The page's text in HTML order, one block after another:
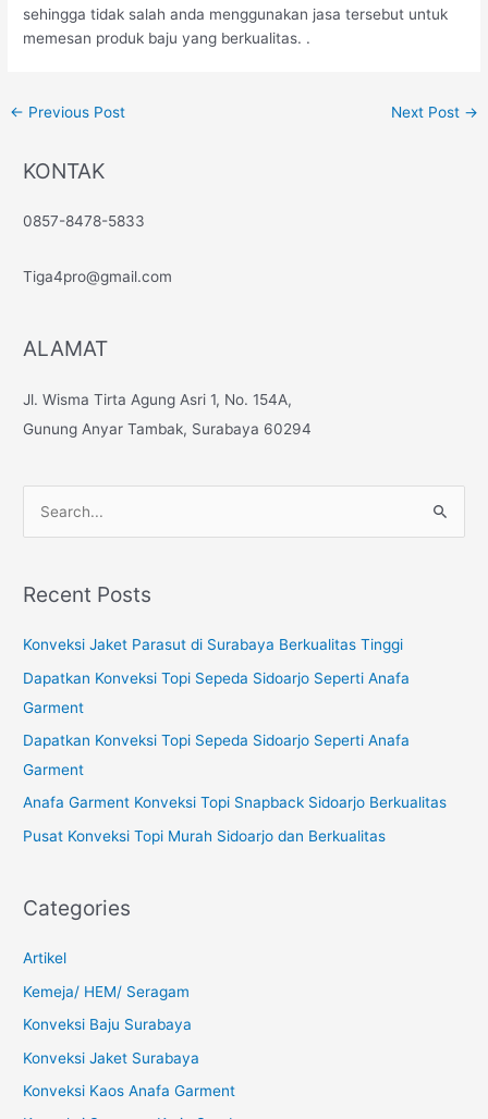
sehingga tidak salah anda menggunakan jasa tersebut untuk
memesan produk baju yang berkualitas. .
← Previous Post Next Post →
KONTAK
0857-8478-5833
Tiga4pro@gmail.com
ALAMAT
Jl. Wisma Tirta Agung Asri 1, No. 154A,
Gunung Anyar Tambak, Surabaya 60294
r
r
:
Recent Posts
Konveksi Jaket Parasut di Surabaya Berkualitas Tinggi
Dapatkan Konveksi Topi Sepeda Sidoarjo Seperti Anafa
Garment
Dapatkan Konveksi Topi Sepeda Sidoarjo Seperti Anafa
Garment
Anafa Garment Konveksi Topi Snapback Sidoarjo Berkualitas
Pusat Konveksi Topi Murah Sidoarjo dan Berkualitas
Categories
Artikel
Kemeja/ HEM/ Seragam
Konveksi Baju Surabaya
Konveksi Jaket Surabaya
Konveksi Kaos Anafa Garment